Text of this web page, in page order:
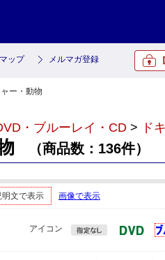
ップ メルマガ登録
ー・動物
・ブルーレイ・CD > ド
（商品数：136件）
文で表示 画像で表示
アイコン